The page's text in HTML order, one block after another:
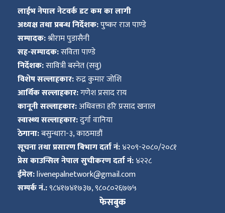
लाईभ नेपाल नेटवर्क डट कम का लागी
अध्यक्ष तथा प्रबन्ध निर्देशक:पुष्कर राज पाण्डे
सम्पादक:श्रीराम पुडासैनी
सह-सम्पादक:सविता पाण्डे
निर्देशक:सावित्री बस्नेत (सवु)
विशेष सल्लाहकार:रुद्र कुमार जोशि
आर्थिक सल्लाहकार:गणेश प्रसाद राय
कानूनी सल्लाहकार:अधिवक्ता हरि प्रसाद खनाल
स्वास्थ्य सल्लाहकार:दुर्गा वानिया
ठेगाना:बसुन्धारा-३, काठमाडौं
सूचना तथा प्रसारण बिभाग दर्ता नं:४२०९-२०८०/२०८१
प्रेस काउन्सिल नेपाल सुचीकरण दर्ता नं:४२२८
ईमेल:livenepalnetwork@gmail.com
सम्पर्क नं.:९८४१७४१७३७, ९८०८०२६७७५
फेसबुक